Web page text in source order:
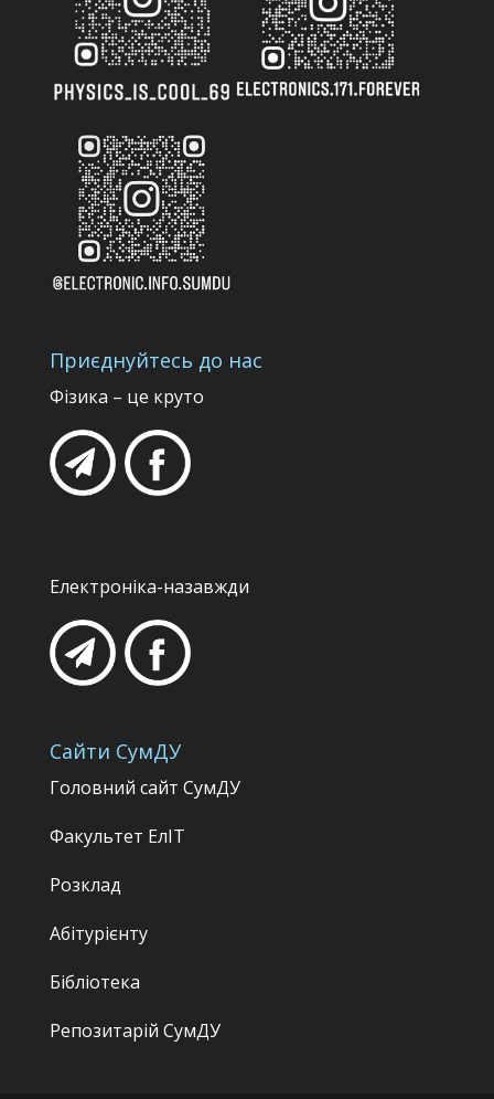
Приєднуйтесь до нас
Фізика – це круто
Електроніка-назавжди
Сайти СумДУ
Головний сайт СумДУ
Факультет ЕлІТ
Розклад
Абітурієнту
Бібліотека
Репозитарій СумДУ